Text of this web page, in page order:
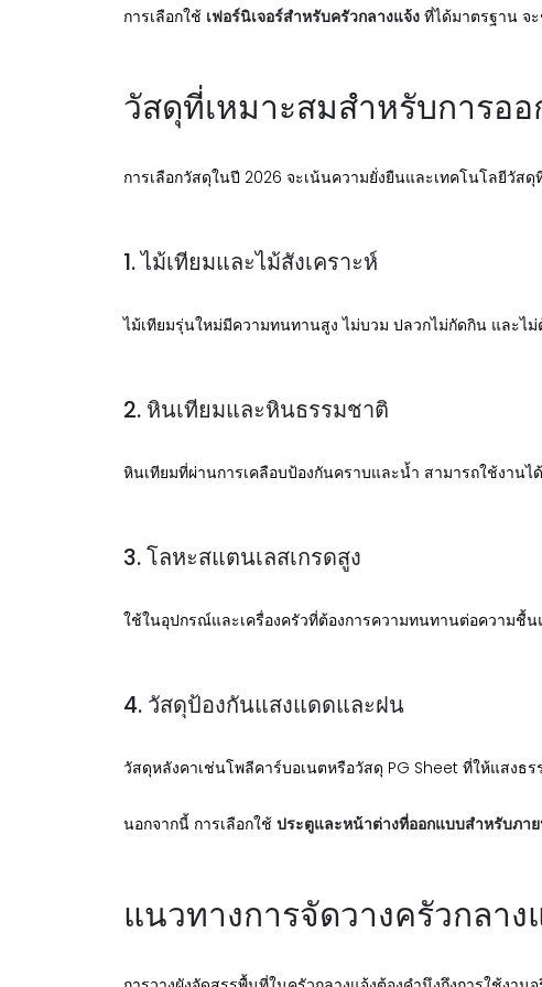
การเลือกใช้ เฟอร์นิเจอร์สำหรับครัวกลางแจ้ง ที่ได้มาตรฐาน จ
วัสดุที่เหมาะสมสำหรับการอ
การเลือกวัสดุในปี 2026 จะเน้นความยั่งยืนและเทคโนโลยีวั
1. ไม้เทียมและไม้สังเคราะห์
ไม้เทียมรุ่นใหม่มีความทนทานสูง ไม่บวม ปลวกไม่กัดกิน และไ
2. หินเทียมและหินธรรมชาติ
หินเทียมที่ผ่านการเคลือบป้องกันคราบและน้ำ สามารถใช้งาน
3. โลหะสแตนเลสเกรดสูง
ใช้ในอุปกรณ์และเครื่องครัวที่ต้องการความทนทานต่อความชื้น
4. วัสดุป้องกันแสงแดดและฝน
วัสดุหลังคาเช่นโพลีคาร์บอเนตหรือวัสดุ PG Sheet ที่ให้แสงธ
นอกจากนี้ การเลือกใช้ ประตูและหน้าต่างที่ออกแบบสำหรับภา
แนวทางการจัดวางครัวกลา